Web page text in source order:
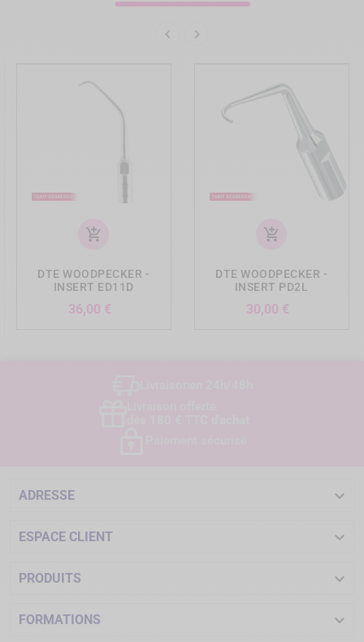
 
add_shopping_cart
DTE WOODPECKER -
INSERT ED11D
36,00 €
add_shopping_cart
DTE WOODPECKER -
INSERT PD2L
30,00 €
ADRESSE 
ESPACE CLIENT 
PRODUITS 
FORMATIONS 